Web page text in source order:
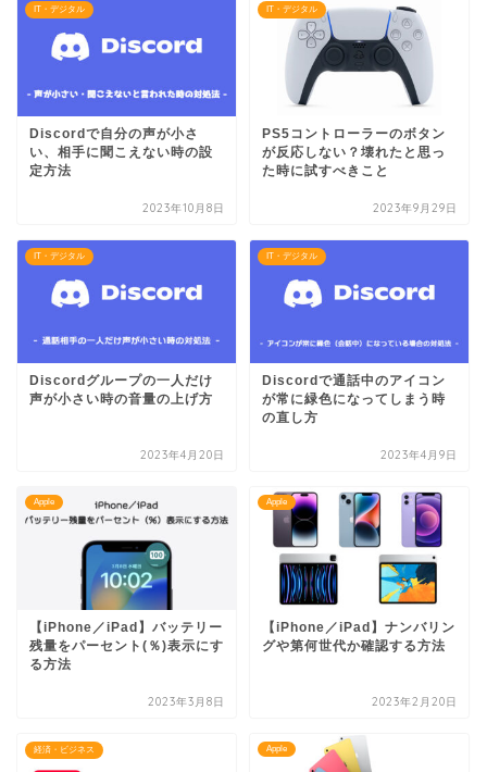
IT・デジタル
Discordで自分の声が小さ
い、相手に聞こえない時の設
定方法
2023年10月8日
IT・デジタル
PS5コントローラーのボタン
が反応しない？壊れたと思っ
た時に試すべきこと
2023年9月29日
IT・デジタル
Discordグループの一人だけ
声が小さい時の音量の上げ方
2023年4月20日
IT・デジタル
Discordで通話中のアイコン
が常に緑色になってしまう時
の直し方
2023年4月9日
Apple
【iPhone／iPad】バッテリー
残量をパーセント(％)表示にす
る方法
2023年3月8日
Apple
【iPhone／iPad】ナンバリン
グや第何世代か確認する方法
2023年2月20日
経済・ビジネス Apple